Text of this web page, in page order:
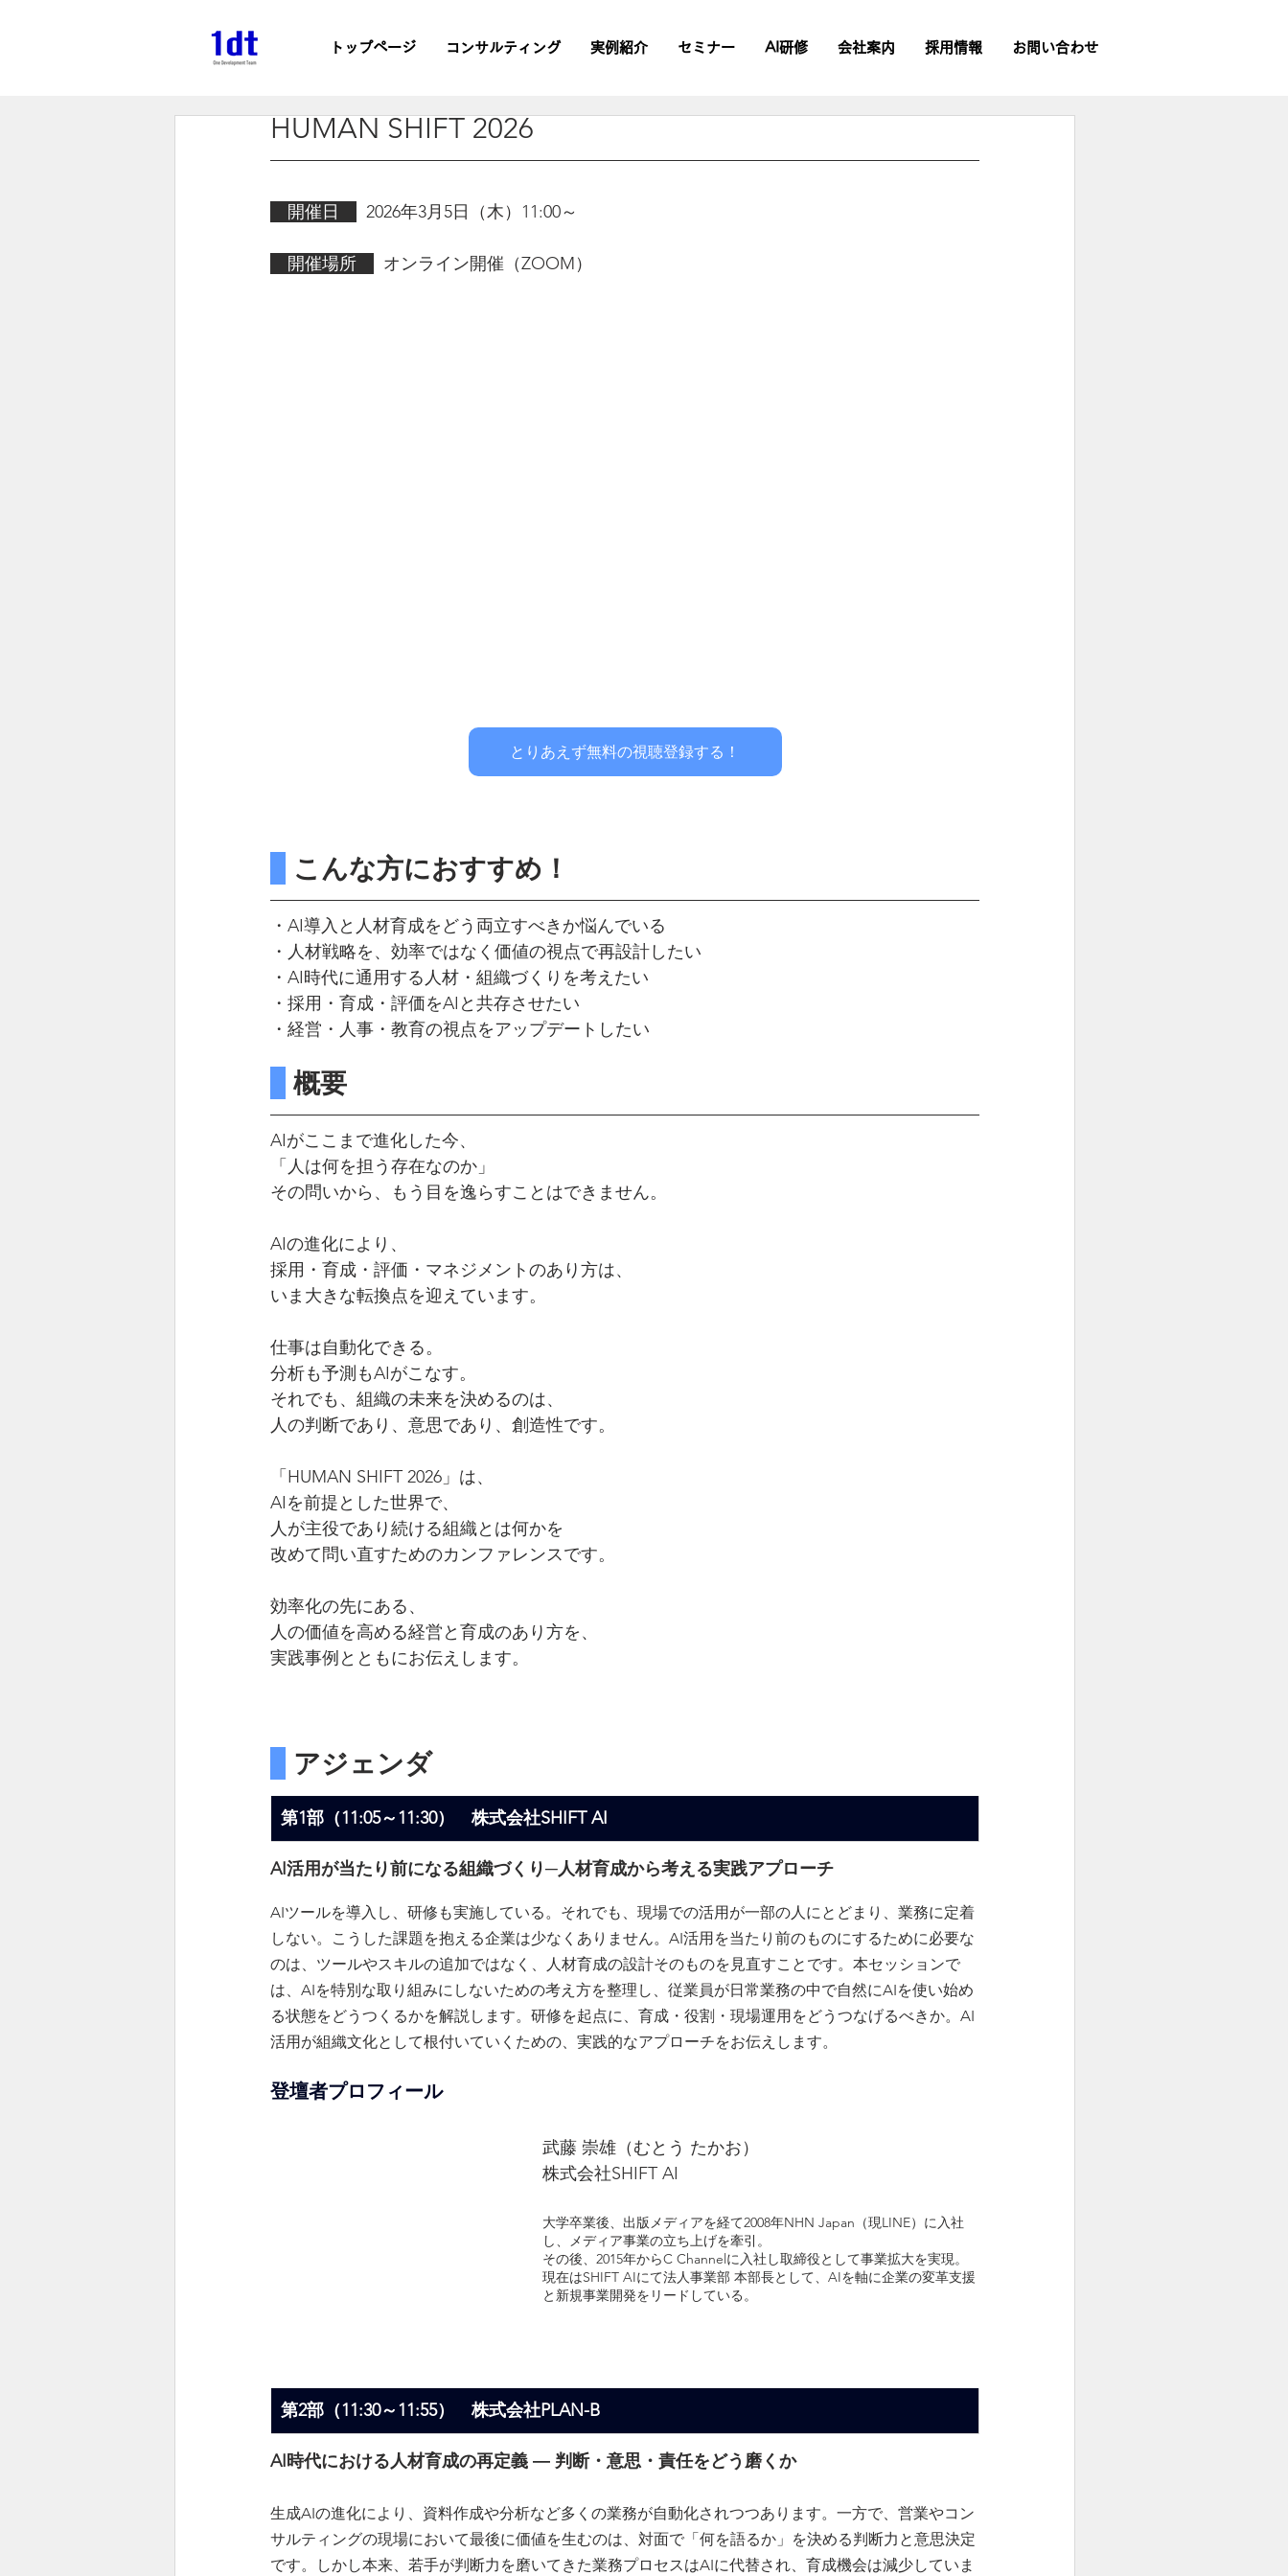
トップページ コンサルティング 実例紹介 セミナー AI研修 会社案内 採用情報 お問い合わせ
HUMAN SHIFT 2026
開催日 2026年3月5日（木）11:00～
開催場所
  オンライン開催（ZOOM）
とりあえず無料の視聴登録する！
こんな方におすすめ！
・AI導入と人材育成をどう両立すべきか悩んでいる
・人材戦略を、効率ではなく価値の視点で再設計したい
・AI時代に通用する人材・組織づくりを考えたい
・採用・育成・評価をAIと共存させたい
・経営・人事・教育の視点をアップデートしたい
概要
AIがここまで進化した今、
「人は何を担う存在なのか」
その問いから、もう目を逸らすことはできません。
AIの進化により、
採用・育成・評価・マネジメントのあり方は、
いま大きな転換点を迎えています。
仕事は自動化できる。
分析も予測もAIがこなす。
それでも、組織の未来を決めるのは、
人の判断であり、意思であり、創造性です。
「HUMAN SHIFT 2026」は、
AIを前提とした世界で、
人が主役であり続ける組織とは何かを
改めて問い直すためのカンファレンスです。
効率化の先にある、
人の価値を高める経営と育成のあり方を、
実践事例とともにお伝えします。
アジェンダ
第1部（11:05～11:30）　株式会社SHIFT AI
AI活用が当たり前になる組織づくり─人材育成から考える実践アプローチ
AIツールを導入し、研修も実施している。それでも、現場での活用が一部の人にとどまり、業務に定着
しない。こうした課題を抱える企業は少なくありません。AI活用を当たり前のものにするために必要な
のは、ツールやスキルの追加ではなく、人材育成の設計そのものを見直すことです。本セッションで
は、AIを特別な取り組みにしないための考え方を整理し、従業員が日常業務の中で自然にAIを使い始め
る状態をどうつくるかを解説します。研修を起点に、育成・役割・現場運用をどうつなげるべきか。AI
活用が組織文化として根付いていくための、実践的なアプローチをお伝えします。
登壇者プロフィール
武藤 崇雄（むとう たかお）
株式会社SHIFT AI
大学卒業後、出版メディアを経て2008年NHN Japan（現LINE）に入社
し、メディア事業の立ち上げを牽引。
その後、2015年からC Channelに入社し取締役として事業拡大を実現。
現在はSHIFT AIにて法人事業部 本部長として、AIを軸に企業の変革支援
と新規事業開発をリードしている。
第2部（11:30～11:55）　株式会社PLAN-B
AI時代における人材育成の再定義 ― 判断・意思・責任をどう磨くか
生成AIの進化により、資料作成や分析など多くの業務が自動化されつつあります。一方で、営業やコン
サルティングの現場において最後に価値を生むのは、対面で「何を語るか」を決める判断力と意思決定
です。しかし本来、若手が判断力を磨いてきた業務プロセスはAIに代替され、育成機会は減少していま